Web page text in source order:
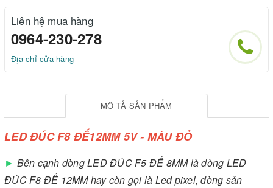
Liên hệ mua hàng
0964-230-278
Địa chỉ cửa hàng
MÔ TẢ SẢN PHẨM
LED ĐÚC F8 ĐẾ12MM 5V - MÀU ĐỎ
► Bên cạnh dòng LED ĐÚC F5 ĐẾ 8MM là dòng LED
ĐÚC F8 ĐẾ 12MMhay còn gọi là Led pixel, dòng sản